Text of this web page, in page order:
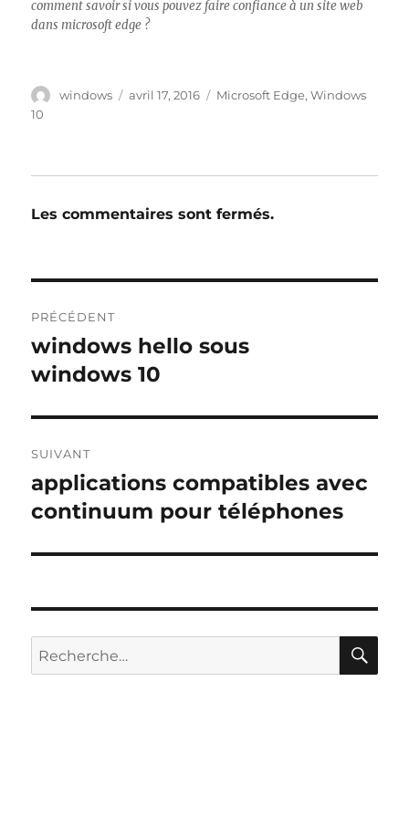
comment savoir si vous pouvez faire confiance à un site web
dans microsoft edge ?
Auteur
windows
Publié
avril 17, 2016 Étiquettes
Microsoft Edge,Windows
10
Les commentaires sont fermés.
de
l’article
PRÉCÉDENT
Publication
précédente :
windows hello sous
windows 10
SUIVANT
Publication
suivante :
applications compatibles avec
continuum pour téléphones
Recherche
pour :